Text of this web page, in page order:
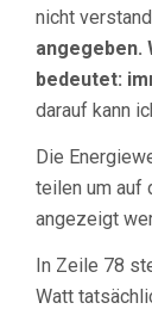
nicht
angegeben.
bedeutet:
darauf kann
Die
teilen um auf
angezeigt
In Zeile 78
Watt